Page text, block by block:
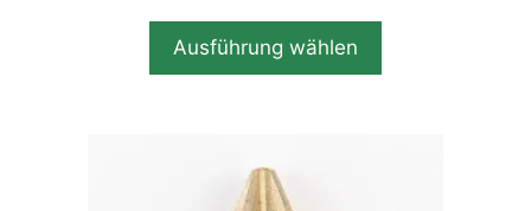
Ausführung wählen